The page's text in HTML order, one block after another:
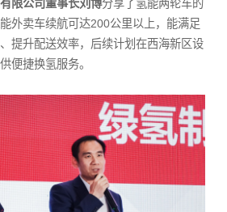
限公司董事长刘博分享了氢能两轮车的
外卖车续航可达200公里以上，能满足
提升配送效率，后续计划在西海新区设
便捷换氢服务。